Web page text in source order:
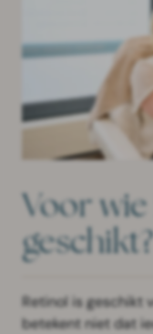
Voor
geschikt?
Retinol is geschikt
betekent niet dat